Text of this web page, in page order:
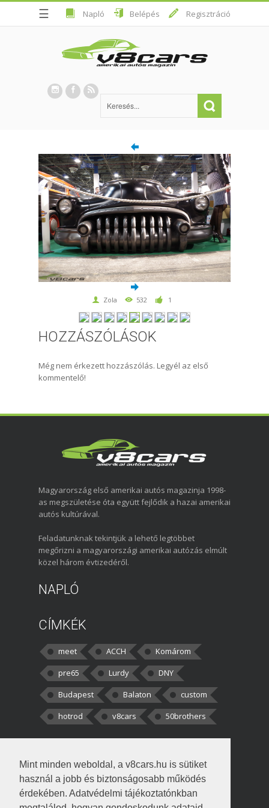
Mint minden weboldal, a v8cars.hu is sütiket
használ a jobb és biztonságosabb működés
érdekében. Adatvédelmi tájékoztatónkban
☰ Napló Belépés Regisztráció
Zola 532 1
HOZZÁSZÓLÁSOK
Még nem érkezett hozzászólás. Legyél az első
kommentelő!
Magyarország első amerikai autós magazinja 1998-
as megszületése óta együtt fejlődik a hazai amerikai
autós kultúrával.
Feladatunknak tekintjük a lehető legtöbbet
megőrizni a magyarországi amerikai autózás elmúlt
közel három évtizedéről.
NAPLÓ
CÍMKÉK
meet ACCH
Komárom
pre65
Lurdy
DNY
Budapest
Balaton
custom
hotrod
v8cars 50brothers
kortisz:Elszúrtam! Én csak két
darabbaal számoltam. Nem tudtam, hogy fél autót,